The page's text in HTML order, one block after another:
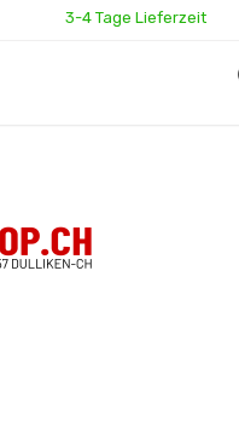
3-4 Tage Lieferzeit